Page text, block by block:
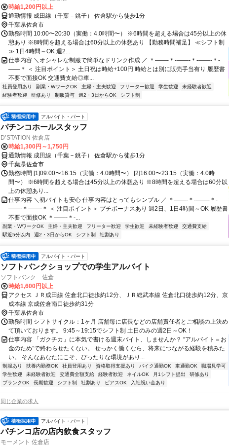
時給1,200円以上
通勤情報 成田線（千葉－銚子） 佐倉駅から徒歩1分
千葉県佐倉市
勤務時間 10:00〜20:30（実働：4.0時間〜） ※6時間を超える場合は45分以上の休
憩あり ※8時間を超える場合は60分以上の休憩あり 【勤務時間補足】 ≪シフト制
≫ 1日4時間～OK 週2...
仕事内容 ＼オシャレな制服で簡単なドリンク作成 ／ ＊――-＊-――-＊-――-＊-
――＊ ＜ 注目ポイント＞ 土日祝は時給+100円 時給とは別に販売手当有り 履歴書
不要で面接OK 交通費支給◎車...
社員登用あり 副業・WワークOK 主婦・主夫歓迎 フリーター歓迎 学生歓迎
未経験者歓迎
経験者歓迎
研修あり 制服貸与 週2・3日からOK シフト制
アルバイト・パート
パチンコホールスタッフ
D’STATION 佐倉店
時給1,300円～1,750円
通勤情報 成田線（千葉－銚子） 佐倉駅から徒歩1分
千葉県佐倉市
勤務時間 [1]09:00〜16:15（実働：4.0時間〜） [2]16:00〜23:15（実働：4.0時
間〜） ※6時間を超える場合は45分以上の休憩あり ※8時間を超える場合は60分以
上の休憩あり...
仕事内容 ＼初バイトも安心 仕事内容はとってもシンプル ／ ＊――-＊-――-＊-
――-＊-――＊ ＜ 注目ポイント＞ プチボーナスあり 週2日、1日4時間～OK 履歴書
不要で面接OK ＊――-＊-...
副業・WワークOK 主婦・主夫歓迎 フリーター歓迎 学生歓迎 未経験者歓迎
交通費支給
駅近5分以内
週2・3日からOK シフト制 社割あり
アルバイト・パート
ソフトバンクショップでの学生アルバイト
ソフトバンク 佐倉
時給1,600円以上
アクセス ＪＲ成田線 佐倉北口徒歩約12分、ＪＲ総武本線 佐倉北口徒歩約12分、京
成本線 京成佐倉南口徒歩約31分
千葉県佐倉市
勤務時間 シフトサイクル：1ヶ月 店舗毎に店長などの店舗責任者とご相談の上決め
て頂いております。 9:45～19:15でシフト制 土日のみの週2日～OK！
仕事内容 「ガクチカ」に本気で書ける週末バイト、しませんか？ “アルバイト＝お
金のため”で終わらせたくない。 せっかく働くなら、将来につながる経験を積みた
い。 そんなあなたにこそ、ぴったりな環境があり...
制服あり 扶養内勤務OK 社員登用あり 資格取得支援あり バイク通勤OK 車通勤OK
職場見学可
学生歓迎
未経験者歓迎 交通費全額支給 経験者歓迎 ネイルOK 月1シフト提出
研修あり
ブランクOK
長期歓迎 シフト制 社割あり ピアスOK 入社祝い金あり
同じ企業の求人
アルバイト・パート
パチンコ店の店内飲食スタッフ
モーメント 佐倉店